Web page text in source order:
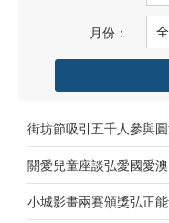
月份：
街坊節吸引五千人參與
關愛兒童座談弘愛國愛澳
小城影畫兩賽頒獎弘正